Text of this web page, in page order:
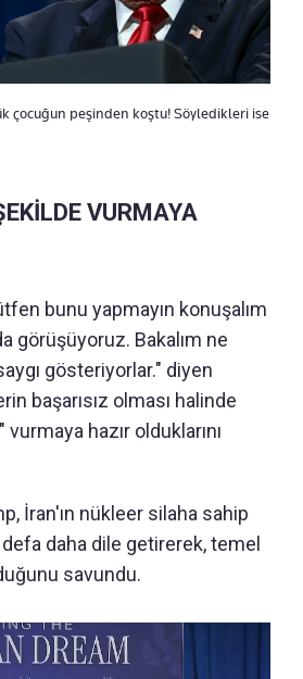
çocuğun peşinden koştu! Söyledikleri ise
VURMAYA
bunu yapmayın konuşalım
görüşüyoruz. Bakalım ne
gösteriyorlar." diyen
başarısız olması halinde
hazır olduklarını
İran'ın nükleer silaha sahip
defa daha dile getirerek, temel
savundu.